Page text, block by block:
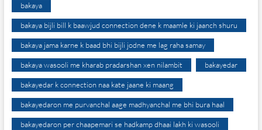
bakaya
bakaya bijli bill k baawjud connection dene k maamle ki jaanch shuru
bakaya jama karne k baad bhi bijli jodne me lag raha samay
bakaya wasooli me kharab pradarshan xen nilambit bakayedar
bakayedar k connection naa kate jaane ki maang
bakayedaron me purvanchal aage madhyanchal me bhi bura haal
bakayedaron per chaapemari se hadkamp dhaai lakh ki wasooli